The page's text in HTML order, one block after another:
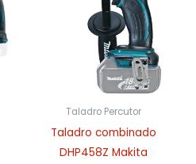
Taladro Percutor
Taladro combinado
DHP458Z Makita